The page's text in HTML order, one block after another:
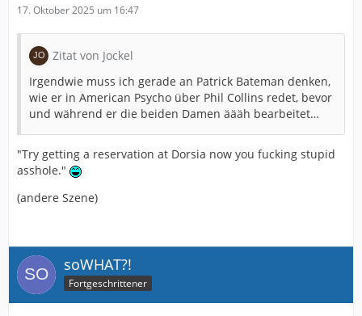
17. Oktober 2025 um 16:47
Zitat von Jockel
Irgendwie muss ich gerade an Patrick Bateman denken,
wie er in American Psycho über Phil Collins redet, bevor
und während er die beiden Damen äääh bearbeitet…
"Try getting a reservation at Dorsia now you fucking stupid
asshole."
(andere Szene)
soWHAT?!
Fortgeschrittener